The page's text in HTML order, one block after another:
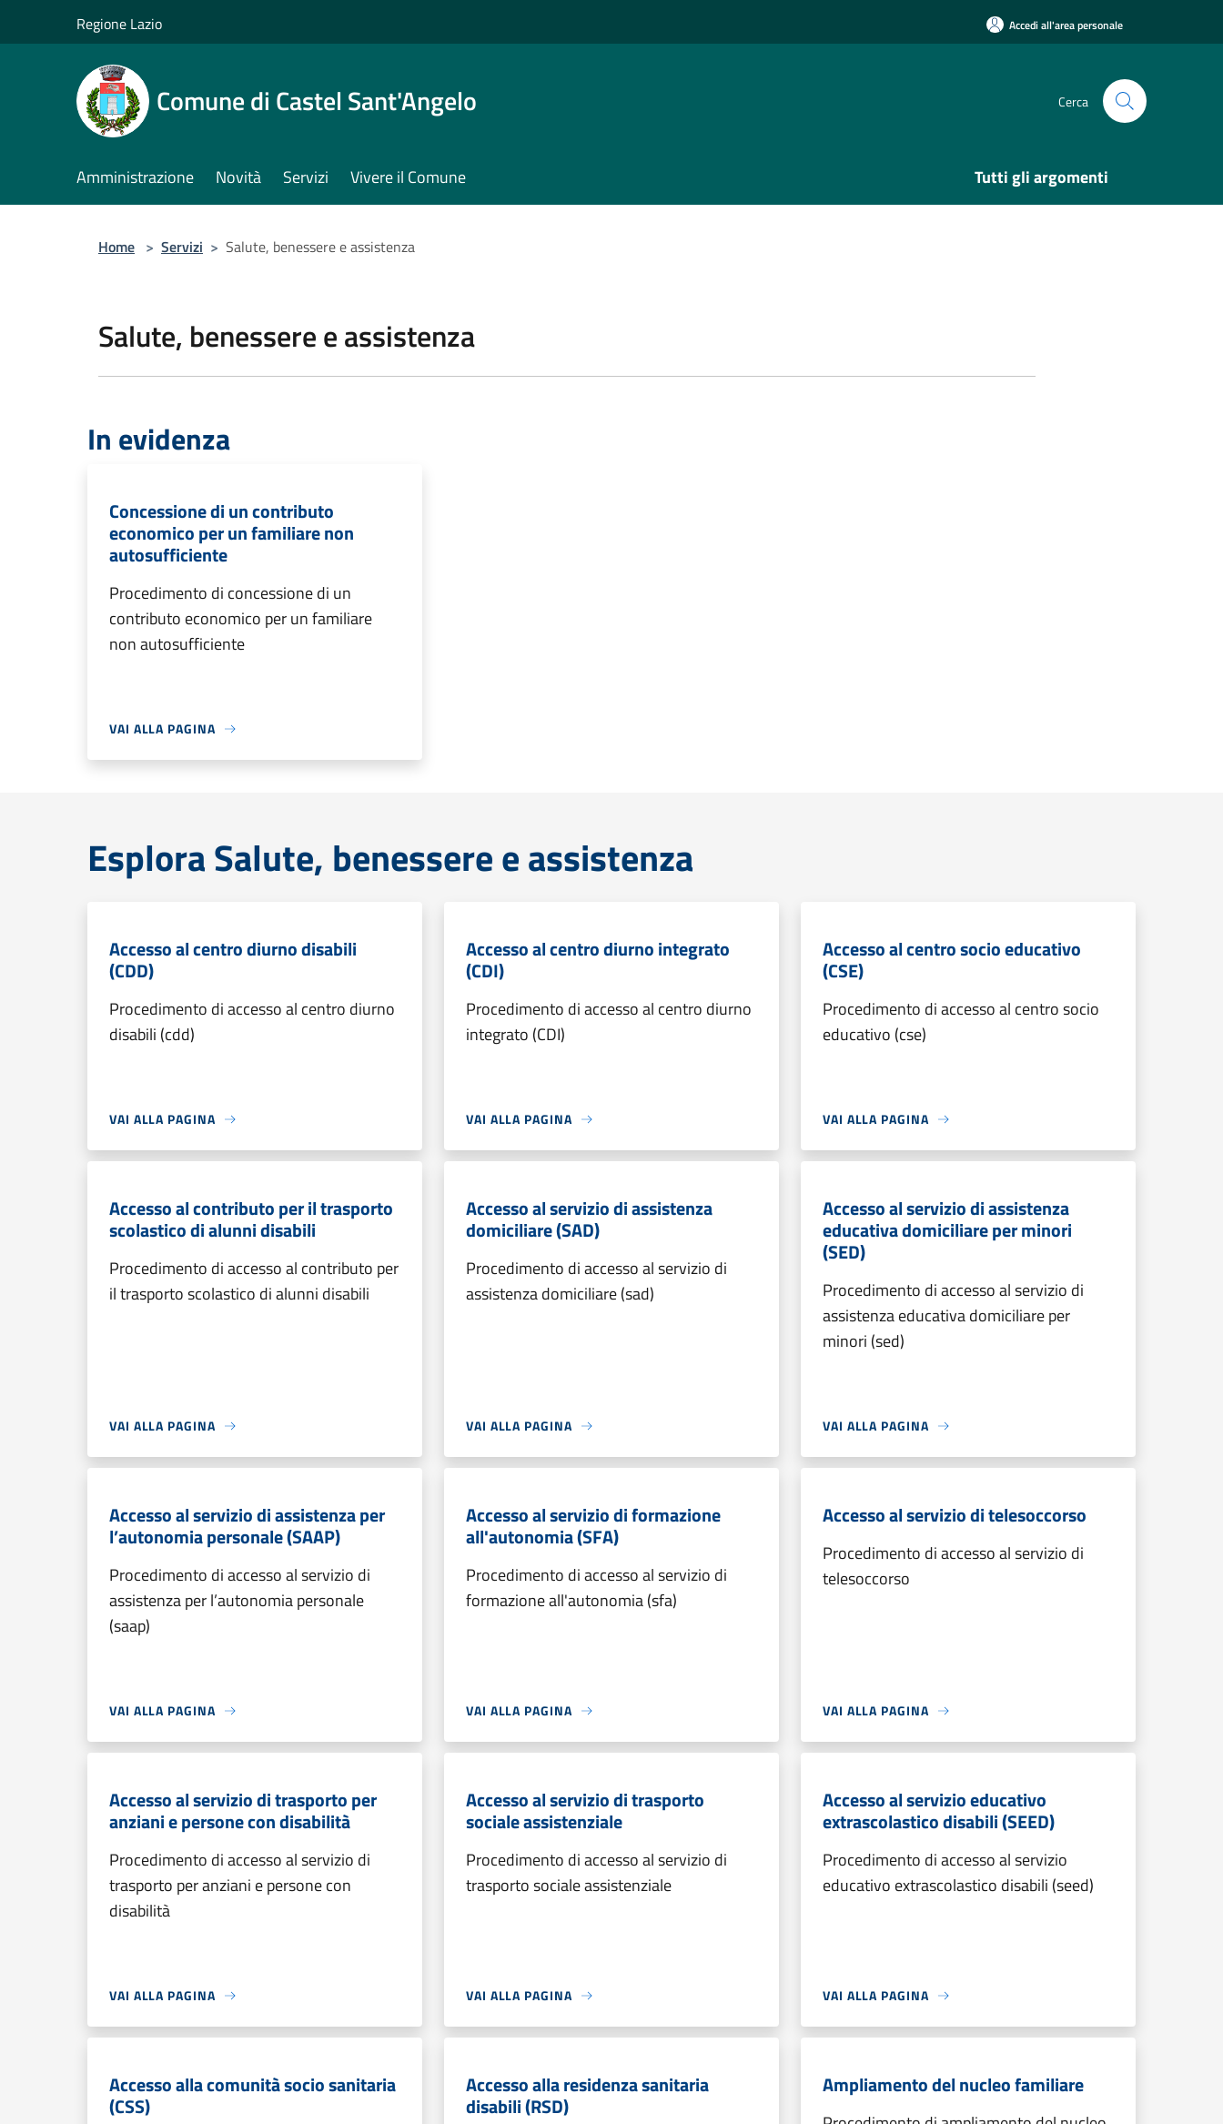
Regione Lazio Accedi all'area personale
Comune di Castel Sant'Angelo Cerca
Amministrazione Novità Servizi Vivere il Comune Tutti gli argomenti
Home > Servizi > Salute, benessere e assistenza
Salute, benessere e assistenza
In evidenza
Concessione di un contributo
economico per un familiare non
autosufficiente
Procedimento di concessione di un
contributo economico per un familiare
non autosufficiente
VAI ALLA PAGINA
Esplora Salute, benessere e assistenza
Accesso al centro diurno disabili
(CDD)
Procedimento di accesso al centro diurno
disabili (cdd)
VAI ALLA PAGINA
Accesso al centro diurno integrato
(CDI)
Procedimento di accesso al centro diurno
integrato (CDI)
VAI ALLA PAGINA
Accesso al centro socio educativo
(CSE)
Procedimento di accesso al centro socio
educativo (cse)
VAI ALLA PAGINA
Accesso al contributo per il trasporto
scolastico di alunni disabili
Procedimento di accesso al contributo per
il trasporto scolastico di alunni disabili
VAI ALLA PAGINA
Accesso al servizio di assistenza
domiciliare (SAD)
Procedimento di accesso al servizio di
assistenza domiciliare (sad)
VAI ALLA PAGINA
Accesso al servizio di assistenza
educativa domiciliare per minori
(SED)
Procedimento di accesso al servizio di
assistenza educativa domiciliare per
minori (sed)
VAI ALLA PAGINA
Accesso al servizio di assistenza per
l’autonomia personale (SAAP)
Procedimento di accesso al servizio di
assistenza per l’autonomia personale
(saap)
VAI ALLA PAGINA
Accesso al servizio di formazione
all'autonomia (SFA)
Procedimento di accesso al servizio di
formazione all'autonomia (sfa)
VAI ALLA PAGINA
Accesso al servizio di telesoccorso
Procedimento di accesso al servizio di
telesoccorso
VAI ALLA PAGINA
Accesso al servizio di trasporto per
anziani e persone con disabilità
Procedimento di accesso al servizio di
trasporto per anziani e persone con
disabilità
VAI ALLA PAGINA
Accesso al servizio di trasporto
sociale assistenziale
Procedimento di accesso al servizio di
trasporto sociale assistenziale
VAI ALLA PAGINA
Accesso al servizio educativo
extrascolastico disabili (SEED)
Procedimento di accesso al servizio
educativo extrascolastico disabili (seed)
VAI ALLA PAGINA
Accesso alla comunità socio sanitaria
(CSS)
Accesso alla residenza sanitaria
disabili (RSD)
Ampliamento del nucleo familiare